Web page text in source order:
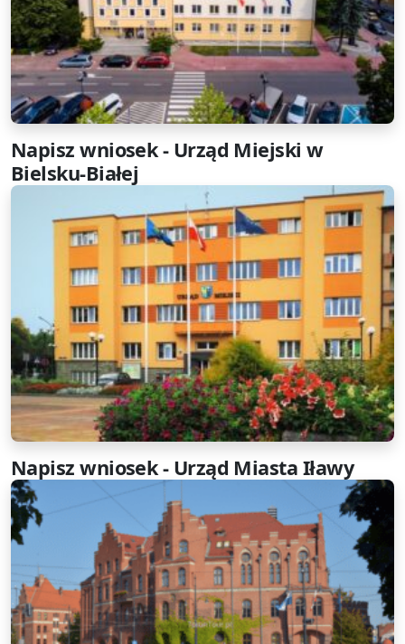
Napisz wniosek - Urząd Miejski w
Bielsku-Białej
Napisz wniosek - Urząd Miasta Iławy